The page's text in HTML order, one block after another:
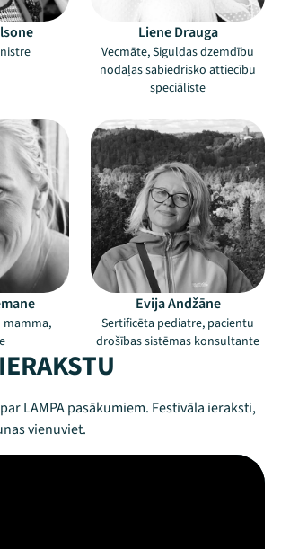
Liene Drauga
Vecmāte, Siguldas dzemdību
nodaļas sabiedrisko attiecību
speciāliste
mamma,
Evija Andžāne
Sertificēta pediatre, pacientu
drošības sistēmas konsultante
LAMPA pasākumiem. Festivāla ieraksti,
vienuviet.